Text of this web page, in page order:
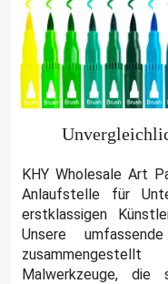
KHY Wholesale Art
Anlaufstelle für
erstklassigen
Unsere
Malwerkzeuge,